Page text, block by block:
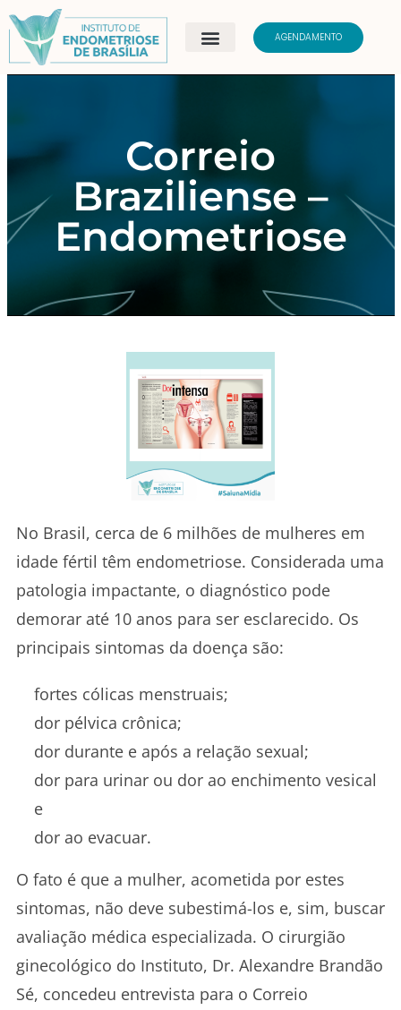
AGENDAMENTO
Correio
Braziliense –
Endometriose
No Brasil, cerca de 6 milhões de mulheres em
idade fértil têm endometriose. Considerada uma
patologia impactante, o diagnóstico pode
demorar até 10 anos para ser esclarecido. Os
principais sintomas da doença são:
fortes cólicas menstruais;
dor pélvica crônica;
dor durante e após a relação sexual;
dor para urinar ou dor ao enchimento vesical
e
dor ao evacuar.
O fato é que a mulher, acometida por estes
sintomas, não deve subestimá-los e, sim, buscar
avaliação médica especializada. O cirurgião
ginecológico do Instituto, Dr. Alexandre Brandão
Sé, concedeu entrevista para o Correio